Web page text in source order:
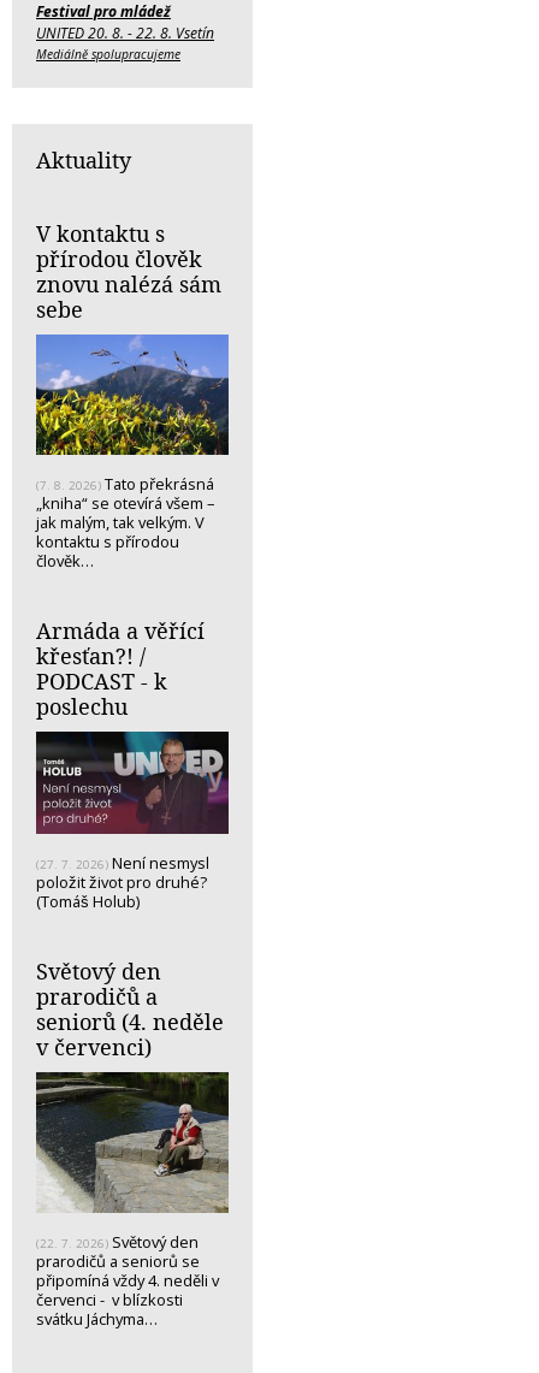
Festival pro mládež
UNITED 20. 8. - 22. 8. Vsetín
Mediálně spolupracujeme
Aktuality
V kontaktu s
přírodou člověk
znovu nalézá sám
sebe
(7. 8. 2026) Tato překrásná
„kniha“ se otevírá všem –
jak malým, tak velkým. V
kontaktu s přírodou
člověk…
Armáda a věřící
křesťan?! /
PODCAST - k
poslechu
(27. 7. 2026) Není nesmysl
položit život pro druhé?
(Tomáš Holub)
Světový den
prarodičů a
seniorů (4. neděle
v červenci)
(22. 7. 2026) Světový den
prarodičů a seniorů se
připomíná vždy 4. neděli v
červenci - v blízkosti
svátku Jáchyma…